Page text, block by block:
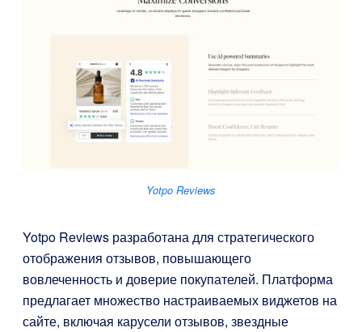
Yotpo Reviews
Yotpo Reviews разработана для стратегического
отображения отзывов, повышающего
вовлеченность и доверие покупателей. Платформа
предлагает множество настраиваемых виджетов на
сайте, включая карусели отзывов, звездные